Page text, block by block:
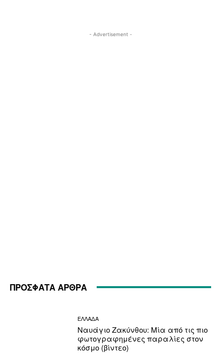
- Advertisement -
ΠΡΟΣΦΑΤΑ ΑΡΘΡΑ
ΕΛΛΑΔΑ
Ναυάγιο Ζακύνθου: Μία από τις πιο
φωτογραφημένες παραλίες στον
κόσμο (βίντεο)